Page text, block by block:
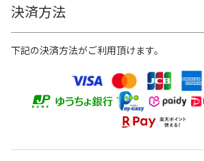
決済方法
下記の決済方法がご利用頂けます。